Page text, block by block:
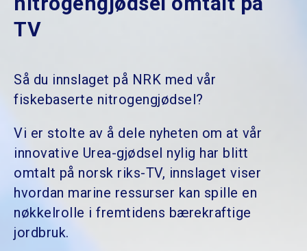
TV
Så du innslaget på NRK med vår
fiskebaserte nitrogengjødsel?
Vi er stolte av å dele nyheten om at vår
innovative Urea-gjødsel nylig har blitt
omtalt på norsk riks-TV, innslaget viser
hvordan marine ressurser kan spille en
nøkkelrolle i fremtidens bærekraftige
jordbruk.